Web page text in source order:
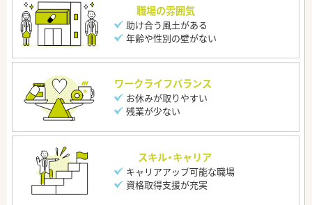
職場の雰囲気
助け合う風土がある
年齢や性別の壁がない
ワークライフバランス
お休みが取りやすい
残業が少ない
スキル・キャリア
キャリアアップ可能な職場
資格取得支援が充実